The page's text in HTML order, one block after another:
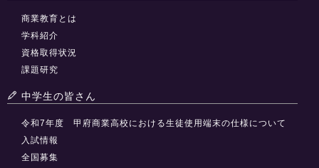
商業教育とは
学科紹介
資格取得状況
課題研究
中学生の皆さん
令和7年度 甲府商業高校における生徒使用端末の仕様について
入試情報
全国募集